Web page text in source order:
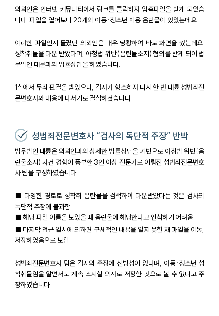
의뢰인은 인터넷 커뮤니티에서 링크를 클릭하자 압축파일을 받게 되었습
니다. 파일을 열어보니 20개의 아동·청소년 이용 음란물이 있었는데요.
이러한 파일인지 몰랐던 의뢰인은 매우 당황하여 바로 화면을 껐는데요.
성착취물을 다운 받았다며, 아청법 위반(음란물소지) 혐의를 받게 되어 법
무법인 대륜과의 법률상담을 하였습니다.
1심에서 무죄 판결을 받았으나, 검사가 항소하자 다시 한 번 대륜 성범죄전
문변호사와 대응에 나서기로 결심하셨습니다.
성범죄전문변호사 “검사의 독단적 주장” 반박
법무법인 대륜은 의뢰인과의 상세한 법률상담을 기반으로 아청법 위반(음
란물소지) 사건 경험이 풍부한 3인 이상 전문가로 이뤄진 성범죄전문변호
사 팀을 구성하였습니다.
■ 다양한 경로로 성착취 음란물을 검색하여 다운받았다는 것은 검사의
독단적 주장에 불과함
■ 해당 파일 이름을 보았을 때 음란물에 해당한다고 인식하기 어려움
■ 마지막 접근 일시에 의하면 구체적인 내용을 알지 못한 채 파일을 이동,
저장하였음으로 보임
성범죄전문변호사 팀은 검사의 주장에 신빙성이 없다며, 아동·청소년 성
착취물임을 알면서도 계속 소지할 의사로 저장한 것으로 볼 수 없다고 주
장하였습니다.